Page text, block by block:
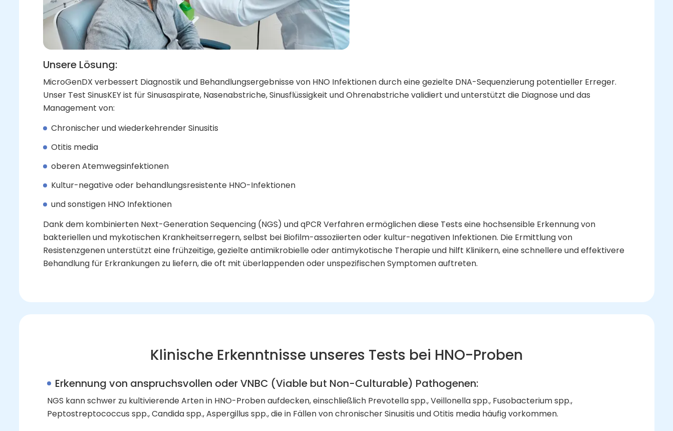
Unsere Lösung:
MicroGenDX verbessert Diagnostik und Behandlungsergebnisse von HNO Infektionen durch eine gezielte DNA-Sequenzierung potentieller Erreger.
Unser Test SinusKEY ist für Sinusaspirate, Nasenabstriche, Sinusflüssigkeit und Ohrenabstriche validiert und unterstützt die Diagnose und das
Management von:
Chronischer und wiederkehrender Sinusitis
Otitis media
oberen Atemwegsinfektionen
Kultur-negative oder behandlungsresistente HNO-Infektionen
und sonstigen HNO Infektionen
Dank dem kombinierten Next-Generation Sequencing (NGS) und qPCR Verfahren ermöglichen diese Tests eine hochsensible Erkennung von
bakteriellen und mykotischen Krankheitserregern, selbst bei Biofilm-assoziierten oder kultur-negativen Infektionen. Die Ermittlung von
Resistenzgenen unterstützt eine frühzeitige, gezielte antimikrobielle oder antimykotische Therapie und hilft Klinikern, eine schnellere und effektivere
Behandlung für Erkrankungen zu liefern, die oft mit überlappenden oder unspezifischen Symptomen auftreten.
Klinische Erkenntnisse unseres Tests bei HNO-Proben
Erkennung von anspruchsvollen oder VNBC (Viable but Non-Culturable) Pathogenen:
NGS kann schwer zu kultivierende Arten in HNO-Proben aufdecken, einschließlich Prevotella spp., Veillonella spp., Fusobacterium spp.,
Peptostreptococcus spp., Candida spp., Aspergillus spp., die in Fällen von chronischer Sinusitis und Otitis media häufig vorkommen.